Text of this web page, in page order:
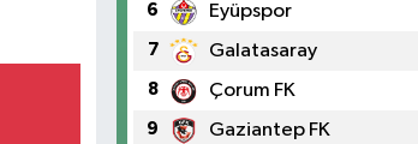
6 Eyüpspor
7 Galatasaray
8 Çorum FK
9 Gaziantep FK